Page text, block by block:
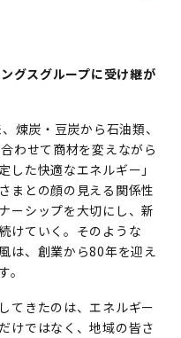
グスグループに受け継が
煉炭・豆炭から石油類、
わせて商材を変えながら
した快適なエネルギー」
まとの顔の見える関係性
ーシップを大切にし、新
けていく。そのような
は、創業から80年を迎え
てきたのは、エネルギー
けではなく、地域の皆さ